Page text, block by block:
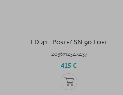
LD.41 - Posteľ SN-90 Loft
2036x1254x437
415 €